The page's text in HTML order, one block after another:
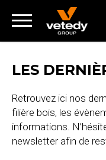
LES
Retrouvez ici nos
filière bois, les
informations.
newsletter afin de